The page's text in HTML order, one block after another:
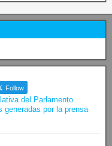
Follow
del Parlamento
por la prensa